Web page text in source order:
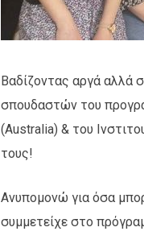
Βαδίζοντας αργά αλλά
σπουδαστών του
(Australia) & του
τους!
Ανυπομονώ για όσα
συμμετείχε στο